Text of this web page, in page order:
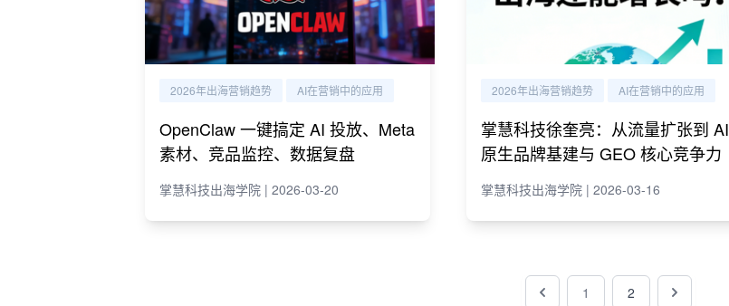
2026年出海营销趋势 AI在营销中的应用
OpenClaw 一键搞定 AI 投放、Meta
素材、竞品监控、数据复盘
掌慧科技出海学院 | 2026-03-20
2026年出海营销趋势 AI在营销中的应用
掌慧科技徐奎亮：从流量扩张到 AI
原生品牌基建与 GEO 核心竞争力
掌慧科技出海学院 | 2026-03-16
1 2